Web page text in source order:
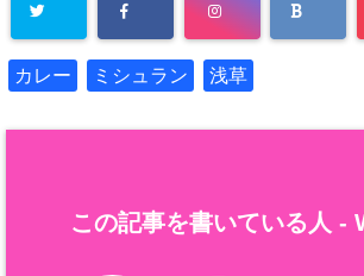
カレー ミシュラン 浅草
この記事を書いている人 -